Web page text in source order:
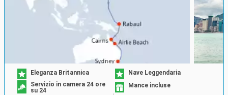
Eleganza Britannica
Nave Leggendaria
Servizio in camera 24 ore
su 24
Mance incluse